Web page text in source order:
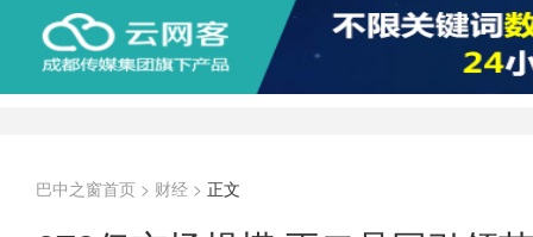
巴中之窗首页 > 财经 > 正文